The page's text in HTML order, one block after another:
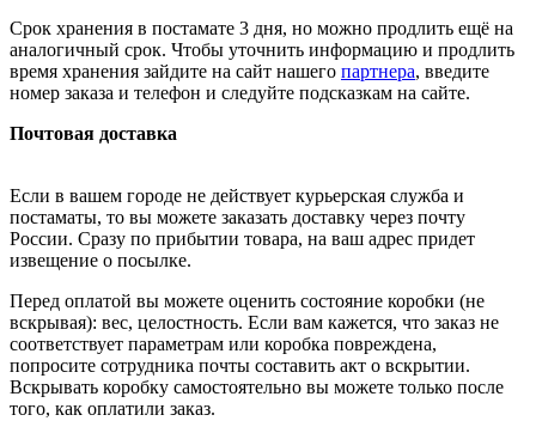
Срок хранения в постамате 3 дня, но можно продлить ещё на
аналогичный срок. Чтобы уточнить информацию и продлить
время хранения зайдите на сайт нашего партнера, введите
номер заказа и телефон и следуйте подсказкам на сайте.
Почтовая доставка
Если в вашем городе не действует курьерская служба и
постаматы, то вы можете заказать доставку через почту
России. Сразу по прибытии товара, на ваш адрес придет
извещение о посылке.
Перед оплатой вы можете оценить состояние коробки (не
вскрывая): вес, целостность. Если вам кажется, что заказ не
соответствует параметрам или коробка повреждена,
попросите сотрудника почты составить акт о вскрытии.
Вскрывать коробку самостоятельно вы можете только после
того, как оплатили заказ.